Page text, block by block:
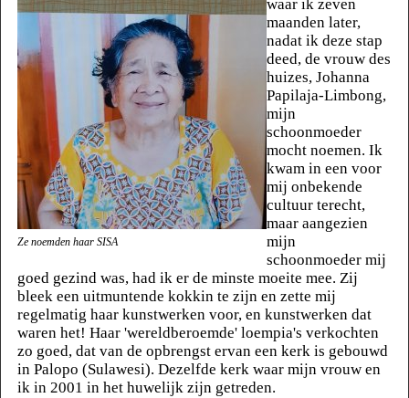
Ze noemden haar SISA
waar ik zeven
maanden later,
nadat ik deze stap
deed, de vrouw des
huizes, Johanna
Papilaja-Limbong,
mijn
schoonmoeder
mocht noemen. Ik
kwam in een voor
mij onbekende
cultuur terecht,
maar aangezien
mijn
schoonmoeder mij
goed gezind was, had ik er de minste moeite mee. Zij
bleek een uitmuntende kokkin te zijn en zette mij
regelmatig haar kunstwerken voor, en kunstwerken dat
waren het! Haar 'wereldberoemde' loempia's verkochten
zo goed, dat van de opbrengst ervan een kerk is gebouwd
in Palopo (Sulawesi). Dezelfde kerk waar mijn vrouw en
ik in 2001 in het huwelijk zijn getreden.